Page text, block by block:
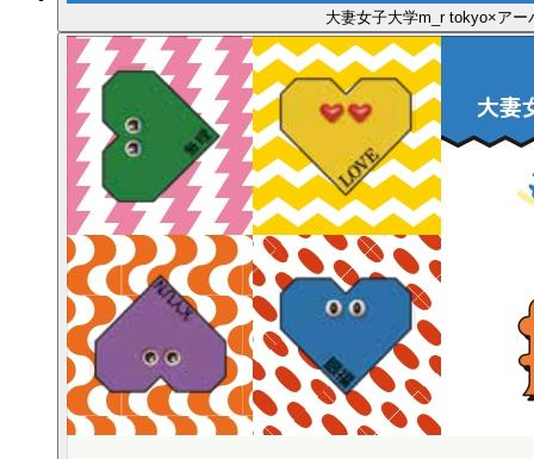
大妻女子大学m_r tokyo×ア